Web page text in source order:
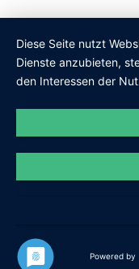
Diese Seite nutzt
Dienste anzubieten,
den Interessen der
Powered by